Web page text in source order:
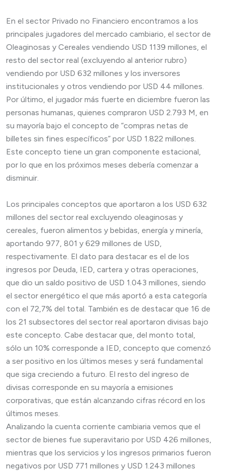
En el sector Privado no Financiero encontramos a los
principales jugadores del mercado cambiario, el sector de
Oleaginosas y Cereales vendiendo USD 1139 millones, el
resto del sector real (excluyendo al anterior rubro)
vendiendo por USD 632 millones y los inversores
institucionales y otros vendiendo por USD 44 millones.
Por último, el jugador más fuerte en diciembre fueron las
personas humanas, quienes compraron USD 2.793 M, en
su mayoría bajo el concepto de “compras netas de
billetes sin fines específicos” por USD 1.822 millones.
Este concepto tiene un gran componente estacional,
por lo que en los próximos meses debería comenzar a
disminuir.
Los principales conceptos que aportaron a los USD 632
millones del sector real excluyendo oleaginosas y
cereales, fueron alimentos y bebidas, energía y minería,
aportando 977, 801 y 629 millones de USD,
respectivamente. El dato para destacar es el de los
ingresos por Deuda, IED, cartera y otras operaciones,
que dio un saldo positivo de USD 1.043 millones, siendo
el sector energético el que más aportó a esta categoría
con el 72,7% del total. También es de destacar que 16 de
los 21 subsectores del sector real aportaron divisas bajo
este concepto. Cabe destacar que, del monto total,
sólo un 10% corresponde a IED, concepto que comenzó
a ser positivo en los últimos meses y será fundamental
que siga creciendo a futuro. El resto del ingreso de
divisas corresponde en su mayoría a emisiones
corporativas, que están alcanzando cifras récord en los
últimos meses.
Analizando la cuenta corriente cambiaria vemos que el
sector de bienes fue superavitario por USD 426 millones,
mientras que los servicios y los ingresos primarios fueron
negativos por USD 771 millones y USD 1.243 millones